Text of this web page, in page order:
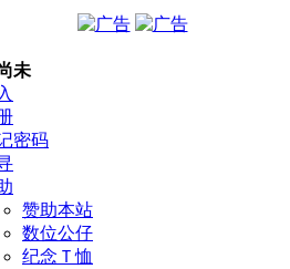
未
密码
赞助本站
数位公仔
纪念Ｔ恤